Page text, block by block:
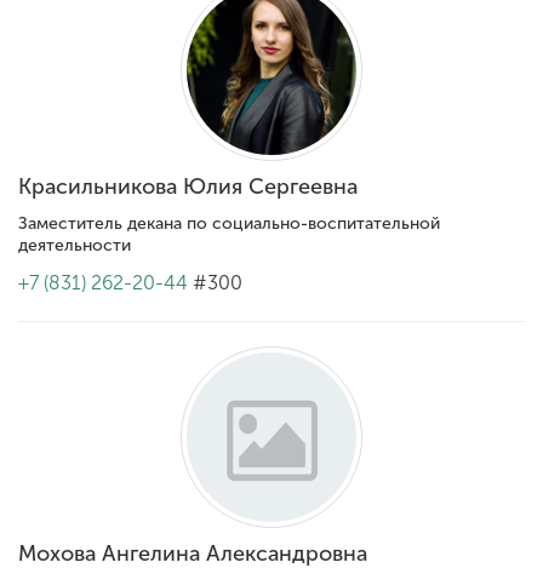
Красильникова Юлия Сергеевна
Заместитель декана по социально-воспитательной
деятельности
+7 (831) 262-20-44 #300
Мохова Ангелина Александровна